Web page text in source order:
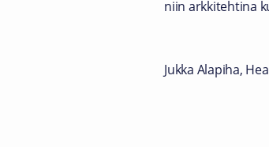
niin arkkitehtina
Jukka Alapiha,